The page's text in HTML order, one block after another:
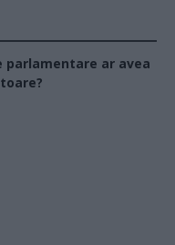
parlamentare ar avea